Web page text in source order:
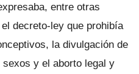
entre otras
decreto-ley que prohibía
la divulgación de
y el aborto legal y